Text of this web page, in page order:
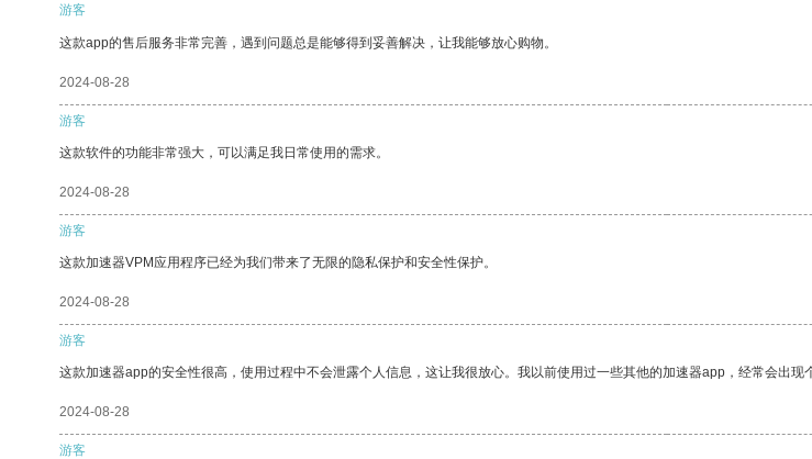
游客
这款app的售后服务非常完善，遇到问题总是能够得到妥善解决，让我能够放心购物。
2024-08-28
游客
这款软件的功能非常强大，可以满足我日常使用的需求。
2024-08-28
游客
这款加速器VPM应用程序已经为我们带来了无限的隐私保护和安全性保护。
2024-08-28
游客
这款加速器app的安全性很高，使用过程中不会泄露个人信息，这让我很放心。我以前使用过一些其他的加速器app，经常会出现
2024-08-28
游客